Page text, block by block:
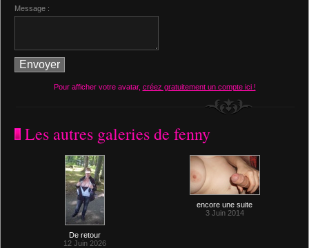
Message :
Pour afficher votre avatar, créez gratuitement un compte ici !
Les autres galeries de fenny
De retour
12 Juin 2026
encore une suite
3 Juin 2014